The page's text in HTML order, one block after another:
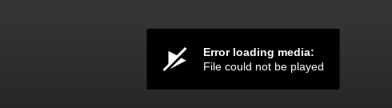
Error loading media:
File could not be played